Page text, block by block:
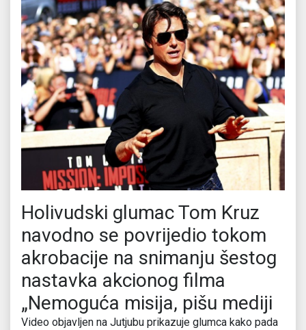
Holivudski glumac Tom Kruz
navodno se povrijedio tokom
akrobacije na snimanju šestog
nastavka akcionog filma
„Nemoguća misija, pišu mediji
Video objavljen na Jutjubu prikazuje glumca kako pada